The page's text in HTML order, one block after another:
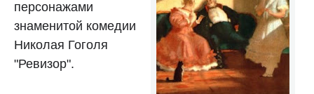
персонажами
знаменитой комедии
Николая Гоголя
"Ревизор".